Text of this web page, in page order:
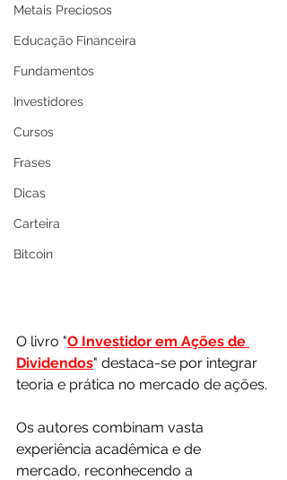
Metais Preciosos
Educação Financeira
Fundamentos
Investidores
Cursos
Frases
Dicas
Carteira
Bitcoin
O livro "O Investidor em Ações de
Dividendos" destaca-se por integrar
teoria e prática no mercado de ações.
Os autores combinam vasta
experiência acadêmica e de
mercado, reconhecendo a